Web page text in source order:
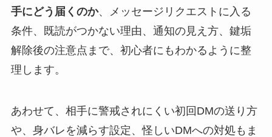
手にどう届くのか、メッセージリクエストに入る
条件、既読がつかない理由、通知の見え方、鍵垢
解除後の注意点まで、初心者にもわかるように整
理します。
あわせて、相手に警戒されにくい初回DMの送り方
や、身バレを減らす設定、怪しいDMへの対処もま